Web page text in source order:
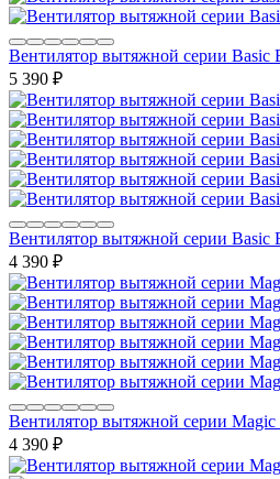
Вентилятор вытяжной серии Basic
5 390 ₽
Вентилятор вытяжной серии Basic
4 390 ₽
Вентилятор вытяжной серии
4 390 ₽